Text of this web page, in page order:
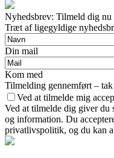
Nyhedsbrev: Tilmeld dig nu
Træt af ligegyldige
Din mail
Kom med
Tilmelding gennemført – tak
Ved at tilmelde mig
Ved at tilmelde dig giver du
og information. Du
privatlivspolitik, og du kan